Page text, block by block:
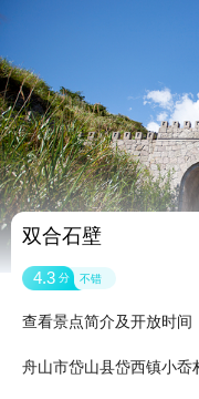
双合石壁
4.3 分 不错
查看景点简介及开放时间
舟山市岱山县岱西镇小岙